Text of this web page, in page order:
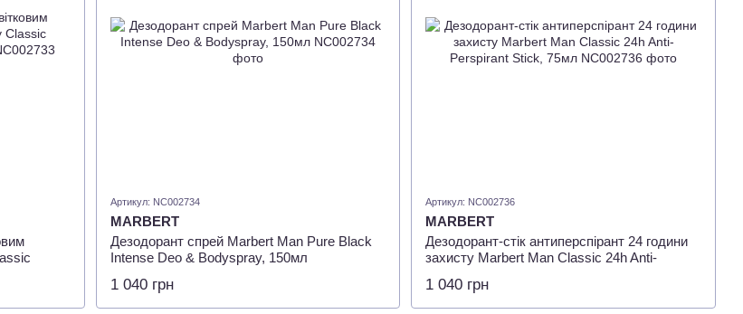
Артикул: NC002734
MARBERT
Дезодорант спрей Marbert Man Pure Black
Intense Deo & Bodyspray, 150мл
1 040 грн
Артикул: NC002736
MARBERT
Дезодорант-стік антиперспірант 24 години
захисту Marbert Man Classic 24h Anti-
1 040 грн